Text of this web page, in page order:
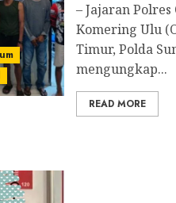
– Jajaran Polres
Komering Ulu
Timur, Polda
mengungkap...
READ MORE